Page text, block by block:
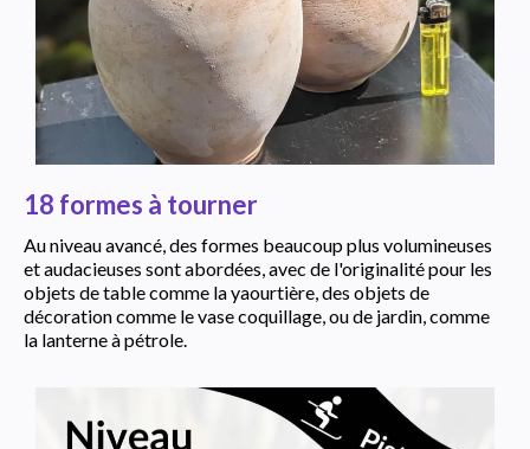
18 formes à tourner
Au niveau avancé, des formes beaucoup plus volumineuses
et audacieuses sont abordées, avec de l'originalité pour les
objets de table comme la yaourtière, des objets de
décoration comme le vase coquillage, ou de jardin, comme
la lanterne à pétrole.